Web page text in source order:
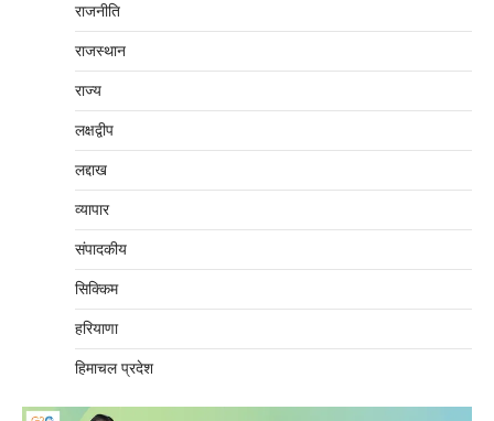
राजनीति
राजस्थान
राज्य
लक्षद्वीप
लद्दाख
व्यापार
संपादकीय
सिक्किम
हरियाणा
हिमाचल प्रदेश